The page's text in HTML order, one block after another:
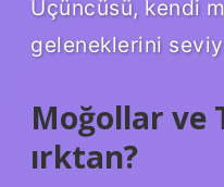
Üçüncüsü, kendi
geleneklerini
Moğollar ve
ırktan?